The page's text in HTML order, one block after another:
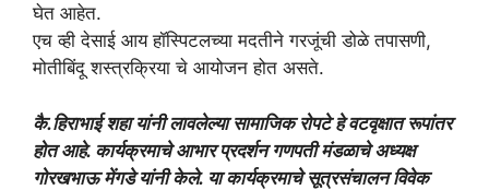
घेत आहेत.
एच व्ही देसाई आय हॉस्पिटलच्या मदतीने गरजूंची डोळे तपासणी,
मोतीबिंदू शस्त्रक्रिया चे आयोजन होत असते.
कै.हिराभाई शहा यांनी लावलेल्या सामाजिक रोपटे हे वटवृक्षात रूपांतर
होत आहे. कार्यक्रमाचे आभार प्रदर्शन गणपती मंडळाचे अध्यक्ष
गोरखभाऊ मेंगडे यांनी केले. या कार्यक्रमाचे सूत्रसंचालन विवेक